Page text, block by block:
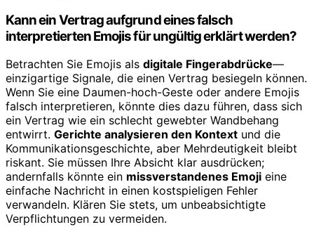
Kann ein Vertrag aufgrund eines falsch
interpretierten Emojis für ungültig erklärt werden?
Betrachten Sie Emojis als digitale Fingerabdrücke—
einzigartige Signale, die einen Vertrag besiegeln können.
Wenn Sie eine Daumen-hoch-Geste oder andere Emojis
falsch interpretieren, könnte dies dazu führen, dass sich
ein Vertrag wie ein schlecht gewebter Wandbehang
entwirrt. Gerichte analysieren den Kontext und die
Kommunikationsgeschichte, aber Mehrdeutigkeit bleibt
riskant. Sie müssen Ihre Absicht klar ausdrücken;
andernfalls könnte ein missverstandenes Emoji eine
einfache Nachricht in einen kostspieligen Fehler
verwandeln. Klären Sie stets, um unbeabsichtigte
Verpflichtungen zu vermeiden.